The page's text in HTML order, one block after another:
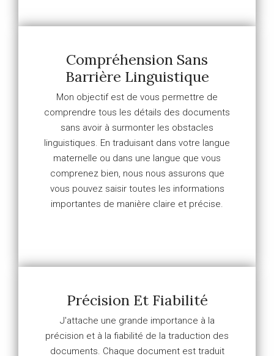
Compréhension Sans
Barrière Linguistique
Mon objectif est de vous permettre de
comprendre tous les détails des documents
sans avoir à surmonter les obstacles
linguistiques. En traduisant dans votre langue
maternelle ou dans une langue que vous
comprenez bien, nous nous assurons que
vous pouvez saisir toutes les informations
importantes de manière claire et précise.
Précision Et Fiabilité
J'attache une grande importance à la
précision et à la fiabilité de la traduction des
documents. Chaque document est traduit